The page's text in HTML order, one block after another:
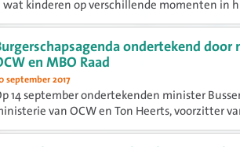
kinderen op verschillende momenten in
ondertekend door
en MBO Raad
september 2017
14 september ondertekenden minister
van OCW en Ton Heerts, voorzitter
de burgerschapsagenda mbo. Zij deden
Mondriaan. De agenda is een initiatief van het